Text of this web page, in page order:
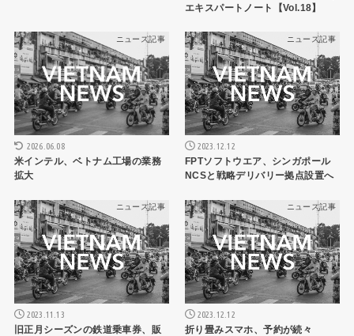
エキスパートノート【Vol.18】
ニュース記事
2026.06.08
米インテル、ベトナム工場の業務
拡大
ニュース記事
2023.12.12
FPTソフトウエア、シンガポール
NCSと戦略デリバリー拠点設置へ
ニュース記事
2023.11.13
旧正月シーズンの鉄道乗車券、販
ニュース記事
2023.12.12
折り畳みスマホ、予約が続々